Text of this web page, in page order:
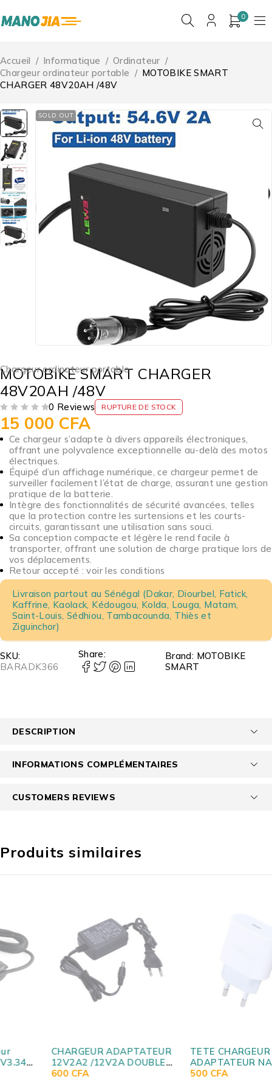
0
Accueil / Informatique / Ordinateur /
Chargeur ordinateur portable / MOTOBIKE SMART
CHARGER 48V20AH /48V
SOLD OUT
Chargeur ordinateur portable
MOTOBIKE SMART CHARGER
48V20AH /48V
0 Reviews RUPTURE DE STOCK
15 000 CFA
Ce chargeur s’adapte à divers appareils électroniques,
offrant une polyvalence exceptionnelle au-delà des motos
électriques.
Équipé d’un affichage numérique, ce chargeur permet de
surveiller facilement l’état de charge, assurant une gestion
pratique de la batterie.
Intègre des fonctionnalités de sécurité avancées, telles
que la protection contre les surtensions et les courts-
circuits, garantissant une utilisation sans souci.
Sa conception compacte et légère le rend facile à
transporter, offrant une solution de charge pratique lors de
vos déplacements.
Retour accepté : voir les conditions
Livraison partout au Sénégal (Dakar, Diourbel, Fatick,
Kaffrine, Kaolack, Kédougou, Kolda, Louga, Matam,
Saint-Louis, Sédhiou, Tambacounda, Thiès et
Ziguinchor)
SKU:
BARADK366
Share: Brand: MOTOBIKE
SMART
DESCRIPTION
INFORMATIONS COMPLÉMENTAIRES
CUSTOMERS REVIEWS
Produits similaires
CHARGEUR ADAPTATEUR
12V2A2 /12V2A DOUBLE
CABLE MALIK
TETE CHARGEUR
ADAPTATEUR NARKEN /